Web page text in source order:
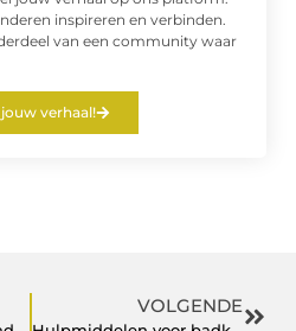
inspireren en verbinden.
van een community waar
verhaal!
VOLGENDE